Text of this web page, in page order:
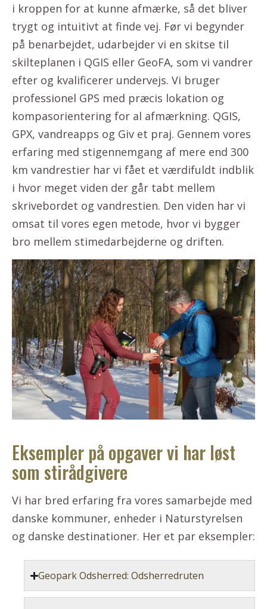
i kroppen for at kunne afmærke, så det bliver
trygt og intuitivt at finde vej. Før vi begynder
på benarbejdet, udarbejder vi en skitse til
skilteplanen i QGIS eller GeoFA, som vi vandrer
efter og kvalificerer undervejs. Vi bruger
professionel GPS med præcis lokation og
kompasorientering for al afmærkning. QGIS,
GPX, vandreapps og Giv et praj. Gennem vores
erfaring med stigennemgang af mere end 300
km vandrestier har vi fået et værdifuldt indblik
i hvor meget viden der går tabt mellem
skrivebordet og vandrestien. Den viden har vi
omsat til vores egen metode, hvor vi bygger
bro mellem stimedarbejderne og driften.
Eksempler på opgaver vi har løst
som stirådgivere
Vi har bred erfaring fra vores samarbejde med
danske kommuner, enheder i Naturstyrelsen
og danske destinationer. Her et par eksempler:
Geopark Odsherred: Odsherredruten